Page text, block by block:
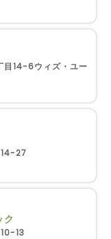
目14-6ウィズ・ユー
14-27
13